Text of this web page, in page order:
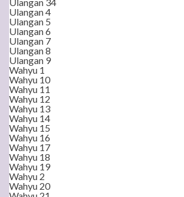
Ulangan 4
Ulangan 5
Ulangan 6
Ulangan 7
Ulangan 8
Ulangan 9
Wahyu 1
Wahyu 10
Wahyu 11
Wahyu 12
Wahyu 13
Wahyu 14
Wahyu 15
Wahyu 16
Wahyu 17
Wahyu 18
Wahyu 19
Wahyu 2
Wahyu 20